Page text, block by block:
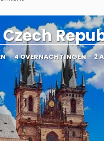
4 OVERNACHTINGEN 2